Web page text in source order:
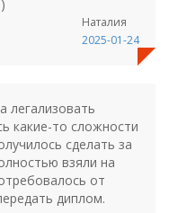
Наталия
2025-01-24
легализовать
какие-то сложности
сделать за
взяли на
от
диплом.